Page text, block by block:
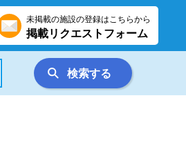
未掲載の施設の登録はこちらから
掲載リクエストフォーム
検索する